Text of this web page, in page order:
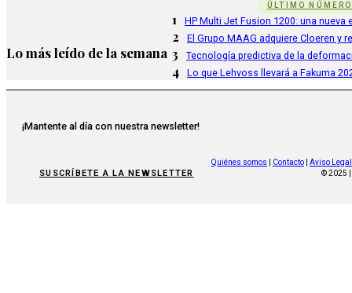
ÚLTIMO NÚMERO
Lo más leído de la semana
1 HP Multi Jet Fusion 1200: una
2 El Grupo MAAG adquiere Cloeren
3 Tecnología predictiva de la
4 Lo que Lehvoss llevará a Fakuma
¡Mantente al día con nuestra newsletter!
SUSCRÍBETE A LA NEWSLETTER
Quiénes somos Contacto
Aviso Legal
© 2025